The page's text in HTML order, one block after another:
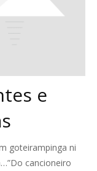
e
goteirampinga ni
cancioneiro